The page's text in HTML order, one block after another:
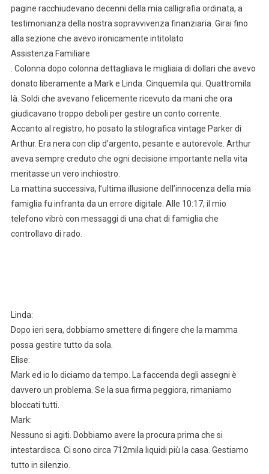
pagine racchiudevano decenni della mia calligrafia ordinata, a
testimonianza della nostra sopravvivenza finanziaria. Girai fino
alla sezione che avevo ironicamente intitolato
Assistenza Familiare
. Colonna dopo colonna dettagliava le migliaia di dollari che avevo
donato liberamente a Mark e Linda. Cinquemila qui. Quattromila
là. Soldi che avevano felicemente ricevuto da mani che ora
giudicavano troppo deboli per gestire un conto corrente.
Accanto al registro, ho posato la stilografica vintage Parker di
Arthur. Era nera con clip d’argento, pesante e autorevole. Arthur
aveva sempre creduto che ogni decisione importante nella vita
meritasse un vero inchiostro.
La mattina successiva, l’ultima illusione dell’innocenza della mia
famiglia fu infranta da un errore digitale. Alle 10:17, il mio
telefono vibrò con messaggi di una chat di famiglia che
controllavo di rado.
Linda:
Dopo ieri sera, dobbiamo smettere di fingere che la mamma
possa gestire tutto da sola.
Elise:
Mark ed io lo diciamo da tempo. La faccenda degli assegni è
davvero un problema. Se la sua firma peggiora, rimaniamo
bloccati tutti.
Mark:
Nessuno si agiti. Dobbiamo avere la procura prima che si
intestardisca. Ci sono circa 712mila liquidi più la casa. Gestiamo
tutto in silenzio.